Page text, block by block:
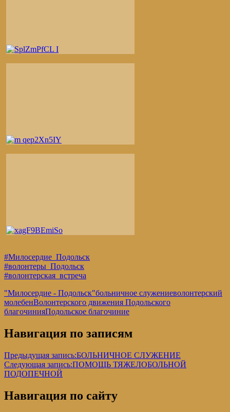
#Милосердие_Подольск
#волонтеры_Подольск
#волонтерская_встреча
"Милосердие - Подольск"больничное служениеволонтерский
молебенВолонтерского движения Подольского
благочинияПодольское благочиние
Навигация по записям
Предыдущая запись:БОЛЬНИЧНОЕ СЛУЖЕНИЕ
Следующая запись:ПОМОЩЬ ТЯЖЕЛОБОЛЬНОЙ
ПОДОПЕЧНОЙ
Навигация по сайту